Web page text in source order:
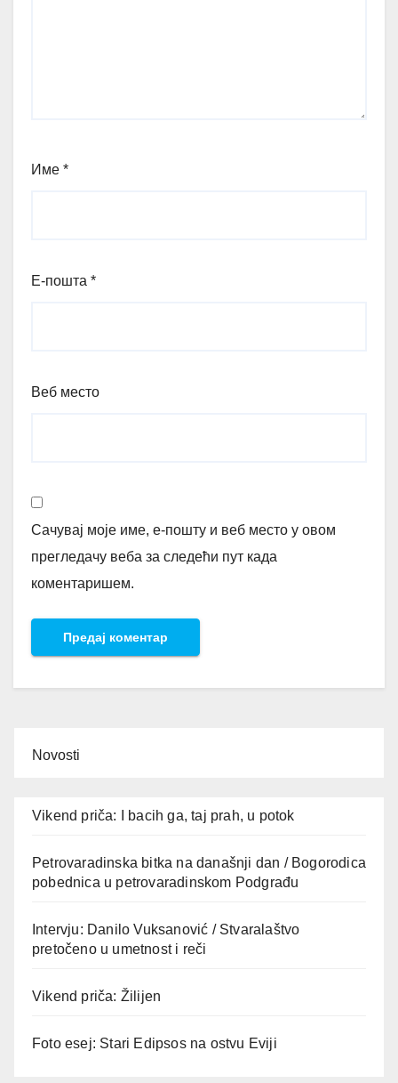
Име *
Е-пошта *
Веб место
Сачувај моје име, е-пошту и веб место у овом
прегледачу веба за следећи пут када
коментаришем.
Novosti
Vikend priča: I bacih ga, taj prah, u potok
Petrovaradinska bitka na današnji dan / Bogorodica
pobednica u petrovaradinskom Podgrađu
Intervju: Danilo Vuksanović / Stvaralaštvo
pretočeno u umetnost i reči
Vikend priča: Žilijen
Foto esej: Stari Edipsos na ostvu Eviji